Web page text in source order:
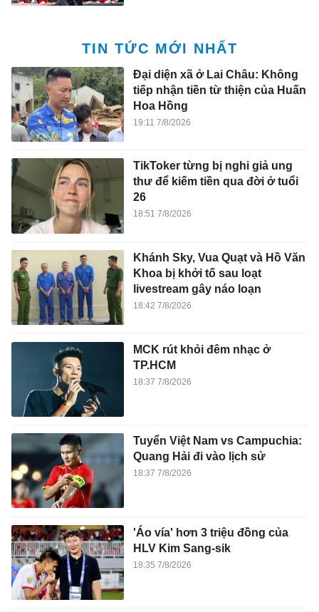
TIN TỨC MỚI NHẤT
Đại diện xã ở Lai Châu: Không
tiếp nhận tiền từ thiện của Huấn
Hoa Hồng
19:11 7/8/2026
TikToker từng bị nghi giả ung
thư để kiếm tiền qua đời ở tuổi
26
18:51 7/8/2026
Khánh Sky, Vua Quạt và Hồ Văn
Khoa bị khởi tố sau loạt
livestream gây náo loạn
18:42 7/8/2026
MCK rút khỏi đêm nhạc ở
TP.HCM
18:37 7/8/2026
Tuyển Việt Nam vs Campuchia:
Quang Hải đi vào lịch sử
18:37 7/8/2026
'Áo vía' hơn 3 triệu đồng của
HLV Kim Sang-sik
18:35 7/8/2026